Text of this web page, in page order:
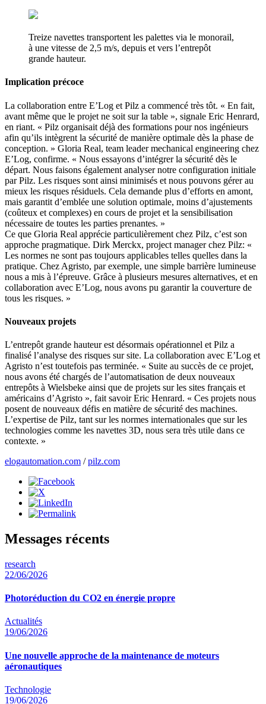
Treize navettes transportent les palettes via le monorail,
à une vitesse de 2,5 m/s, depuis et vers l’entrepôt
grande hauteur.
Implication précoce
La collaboration entre E’Log et Pilz a commencé très tôt. « En fait,
avant même que le projet ne soit sur la table », signale Eric Henrard,
en riant. « Pilz organisait déjà des formations pour nos ingénieurs
afin qu’ils intègrent la sécurité de manière optimale dès la phase de
conception. » Gloria Real, team leader mechanical engineering chez
E’Log, confirme. « Nous essayons d’intégrer la sécurité dès le
départ. Nous faisons également analyser notre configuration initiale
par Pilz. Les risques sont ainsi minimisés et nous pouvons gérer au
mieux les risques résiduels. Cela demande plus d’efforts en amont,
mais garantit d’emblée une solution optimale, moins d’ajustements
(coûteux et complexes) en cours de projet et la sensibilisation
nécessaire de toutes les parties prenantes. »
Ce que Gloria Real apprécie particulièrement chez Pilz, c’est son
approche pragmatique. Dirk Merckx, project manager chez Pilz: «
Les normes ne sont pas toujours applicables telles quelles dans la
pratique. Chez Agristo, par exemple, une simple barrière lumineuse
nous a mis à l’épreuve. Grâce à plusieurs mesures alternatives, et en
collaboration avec E’Log, nous avons pu garantir la couverture de
tous les risques. »
Nouveaux projets
L’entrepôt grande hauteur est désormais opérationnel et Pilz a
finalisé l’analyse des risques sur site. La collaboration avec E’Log et
Agristo n’est toutefois pas terminée. « Suite au succès de ce projet,
nous avons été chargés de l’automatisation de deux nouveaux
entrepôts à Wielsbeke ainsi que de projets sur les sites français et
américains d’Agristo », fait savoir Eric Henrard. « Ces projets nous
posent de nouveaux défis en matière de sécurité des machines.
L’expertise de Pilz, tant sur les normes internationales que sur les
technologies comme les navettes 3D, nous sera très utile dans ce
contexte. »
elogautomation.com /pilz.com
Messages récents
research
22/06/2026
Photoréduction du CO2 en énergie propre
Actualités
19/06/2026
Une nouvelle approche de la maintenance de moteurs
aéronautiques
Technologie
19/06/2026